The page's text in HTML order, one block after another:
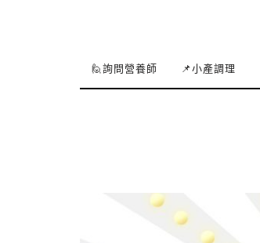
🙋詢問營養師 📌小產調理